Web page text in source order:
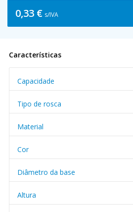
0,33 € s/IVA
Características
Capacidade
Tipo de rosca
Material
Cor
Diâmetro da base
Altura